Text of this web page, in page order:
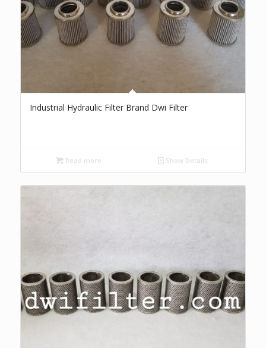
Industrial Hydraulic Filter Brand Dwi Filter
Read more Show Details